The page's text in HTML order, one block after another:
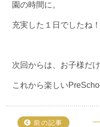
園の時間に。
充実した１日でしたね！
次回からは、お子様だ
これから楽しい
前の記事